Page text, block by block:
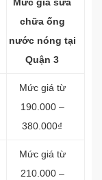
chữa ống
nước nóng tại
Quận 3
Mức giá từ
190.000 –
380.000₫
Mức giá từ
210.000 –